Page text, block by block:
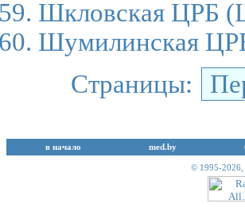
Шкловская ЦРБ
Шумилинская
Страницы:
в начало med.by
© 1995-2026,